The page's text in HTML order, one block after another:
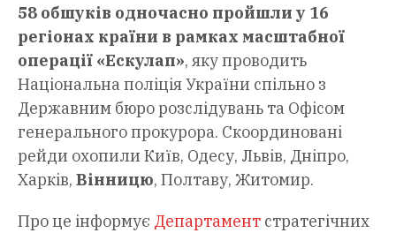
58 обшуків одночасно пройшли у 16
регіонах країни в рамках масштабної
операції «Ескулап», яку проводить
Національна поліція України спільно з
Державним бюро розслідувань та Офісом
генерального прокурора. Скоординовані
рейди охопили Київ, Одесу, Львів, Дніпро,
Харків, Вінницю, Полтаву, Житомир.
Про це інформує Департамент стратегічних